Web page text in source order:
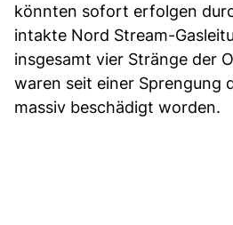
könnten sofort erfolgen
intakte Nord Stream-
insgesamt vier Stränge der
waren seit einer Sprengung
massiv beschädigt worden.